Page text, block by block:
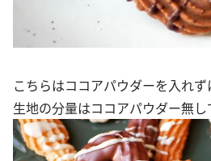
こちらはココアパウダーを入れず
生地の分量はココアパウダー無し